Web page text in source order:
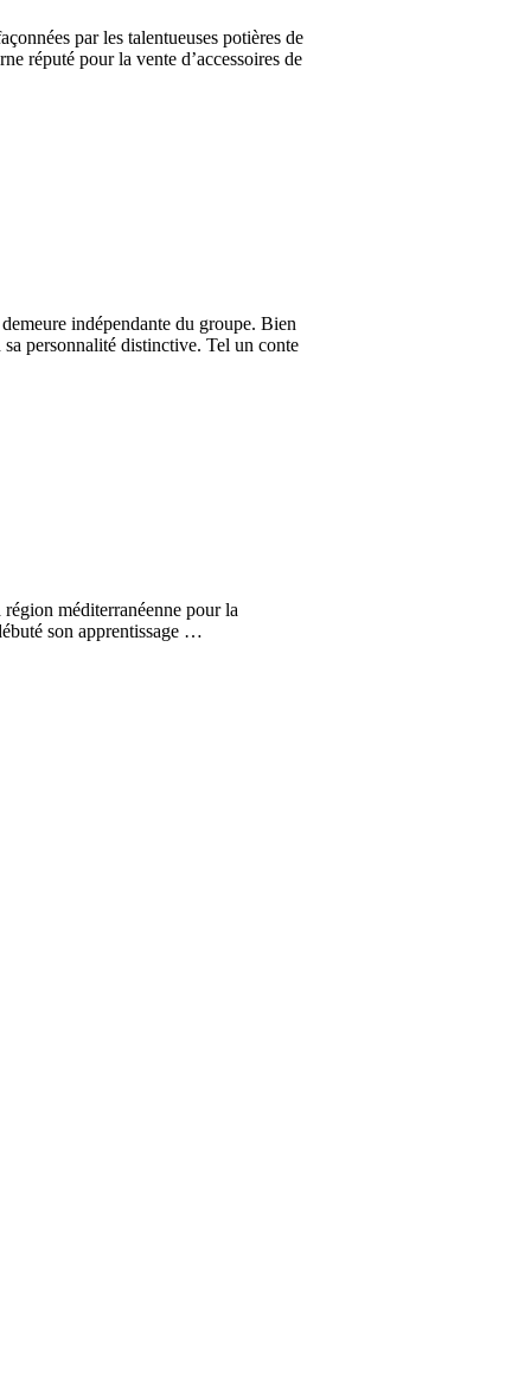
par les talentueuses potières de
réputé pour la vente d’accessoires de
indépendante du groupe. Bien
personnalité distinctive. Tel un conte
méditerranéenne pour la
son apprentissage …